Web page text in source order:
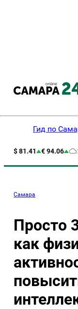
Гид по
$ 81.41 € 94.06
Самара
Просто
как